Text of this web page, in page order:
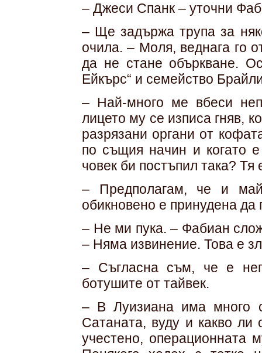
– Джеси Спанк – уточни
– Ще задържа трупа за
очила. – Моля, веднага го
да не стане объркване.
Ейкърс“ и семейство
– Най-много ме вбеси
лицето му се изписа гняв,
разрязани органи от
по същия начин и когато
човек би постъпил така?
– Предполагам, че и
обикновено е принудена да
– Не ми пука. – Фабиан
– Няма извинение. Това е
– Съгласна съм, че е
ботушите от тайвек.
– В Луизиана има много
Сатаната, вуду и какво
учестено, операционната